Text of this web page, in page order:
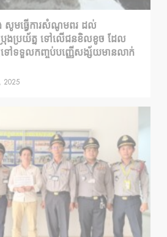
ង សូមធ្វើការសំណូមពរ ដល់
រុងប្រយ័ត្ន ទៅលើជនខិលខូច ដែល
ទទួលកញ្ចប់បញ្ញើសង្ស័យមានលាក់
2025